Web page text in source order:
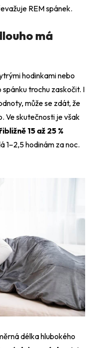
REM spánek.
má
hodinkami nebo
trochu zaskočit. I
může se zdát, že
Ve skutečnosti je však
15 až 25 %
1–2,5 hodinám za noc.
délka hlubokého